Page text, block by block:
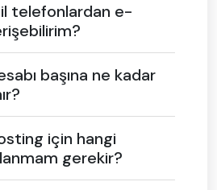
telefonlardan e-
başına ne kadar
için hangi
gerekir?